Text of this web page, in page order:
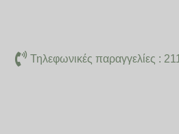
περιεχόμενο
Τηλεφωνικές παραγγελίες :